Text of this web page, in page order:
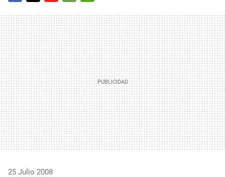
MAIL
25 Julio 2008